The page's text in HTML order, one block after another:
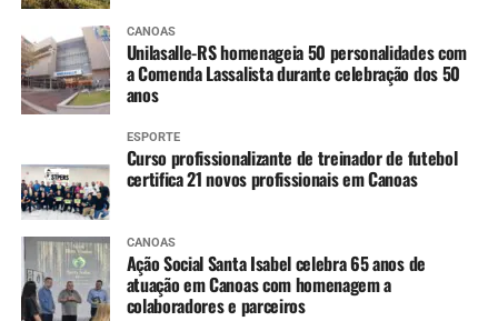
Difteria e Tétano –
vacinal)
9 a 14 anos
HPV (dose única)
10 a 14 anos
Dengue (2 doses, com intervalo de 3 meses entre
as doses)
CANOAS
Unilasalle-RS homenageia 50 personalidades com
a Comenda Lassalista durante celebração dos 50
anos
ESPORTE
Curso profissionalizante de treinador de futebol
certifica 21 novos profissionais em Canoas
CANOAS
Ação Social Santa Isabel celebra 65 anos de
atuação em Canoas com homenagem a
colaboradores e parceiros